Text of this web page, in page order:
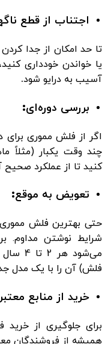
اجتناب از قطع
تا حد امکان از جدا
یا خواندن خودداری
آسیب به درایو شود.
بررسی دوره‌ای:
اگر از فلش مموری برای
چند وقت یکبار (مثلاً
کنید تا از عملکرد
تعویض به موقع:
حتی بهترین فلش
شرایط نوشتن مداوم.
فلش) آن را با یک مدل
خرید از منابع
برای جلوگیری از
همیشه از فروشندگان